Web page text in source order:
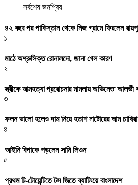
সর্বশেষ জনপ্রিয়
৪২ বছর পর পাকিস্তান থেকে নিজ গ্রামে ফিরলেন
১
মাঠে অশ্রুসিক্ত রোনালদো, জানা গেল কারণ
২
স্ত্রীকে আত্মহত্যা প্ররোচনার মামলায় অভিনেতা আলভী
৩
ফলন ভালো হলেও দাম নিয়ে হতাশ নাটোরের আম চাষিরা
৪
আইনি বিপাকে পড়লেন সানি লিওন
৫
প্রথম টি-টোয়েন্টিতে টস জিতে ব্যাটিংয়ে বাংলাদেশ